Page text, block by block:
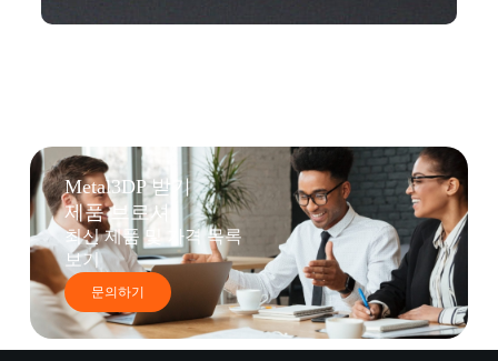
Metal3DP 받기
제품 브로셔
최신 제품 및 가격 목록
보기
문의하기